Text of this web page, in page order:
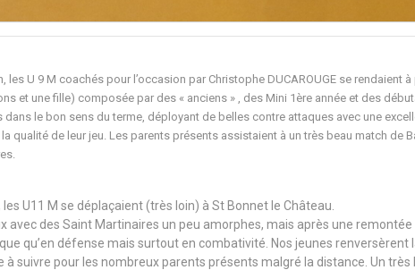
les U 9 M coachés pour l’occasion par Christophe DUCAROUGE se rendaient
et une fille) composée par des « anciens » , des Mini 1ère année et des
le bon sens du terme, déployant de belles contre attaques avec une
qualité de leur jeu. Les parents présents assistaient à un très beau match de
U11 M se déplaçaient (très loin) à St Bonnet le Château.
avec des Saint Martinaires un peu amorphes, mais après une
qu’en défense mais surtout en combativité. Nos jeunes
suivre pour les nombreux parents présents malgré la distance. Un très